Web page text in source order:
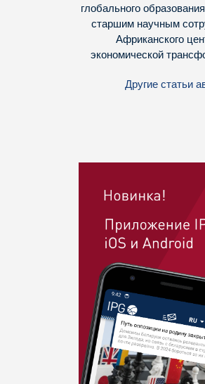
глобального
старшим научным
Африканского
экономической
Другие статьи